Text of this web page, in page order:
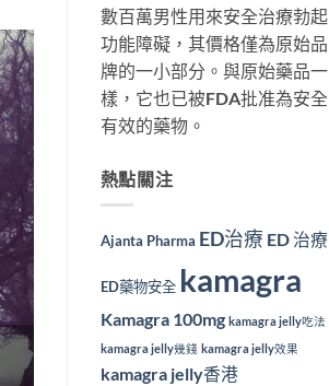
數百萬男性用來安全治療勃起
功能障礙，其價格僅為原始品
牌的一小部分。與原始藥品一
樣，它也已被FDA批准為安全
有效的藥物。
熱點關注
Ajanta Pharma ED治療 ED 治療
ED藥物安全 kamagra
Kamagra 100mg kamagra jelly吃法
kamagra jelly幾錢 kamagra jelly效果
kamagra jelly香港